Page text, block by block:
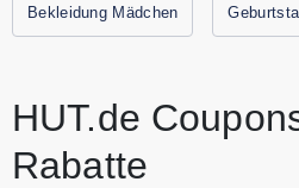
Bekleidung Mädchen
HUT.de
Rabatte